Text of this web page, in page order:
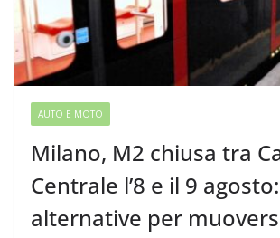
AUTO E MOTO
Milano, M2 chiusa tra
Centrale l’8 e il 9
alternative per